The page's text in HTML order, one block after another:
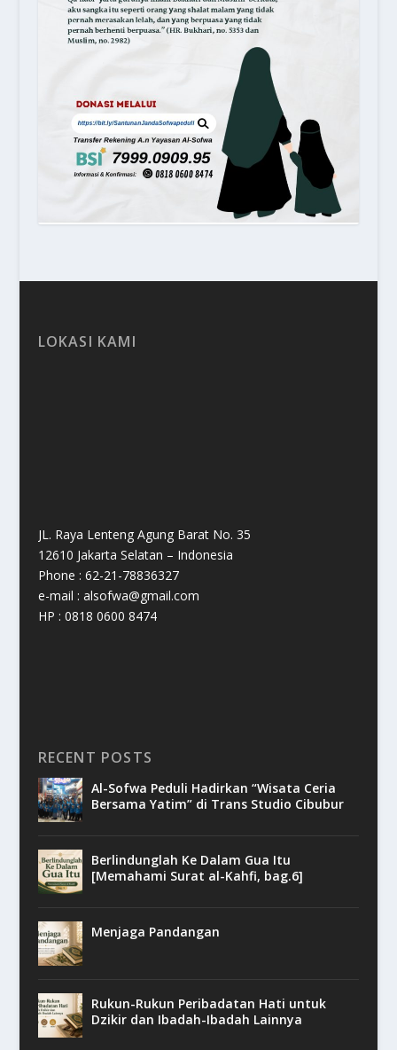
LOKASI KAMI
JL. Raya Lenteng Agung Barat No. 35
12610 Jakarta Selatan – Indonesia
Phone : 62-21-78836327
e-mail : alsofwa@gmail.com
HP : 0818 0600 8474
RECENT POSTS
Al-Sofwa Peduli Hadirkan “Wisata Ceria
Bersama Yatim” di Trans Studio Cibubur
Berlindunglah Ke Dalam Gua Itu
[Memahami Surat al-Kahfi, bag.6]
Menjaga Pandangan
Rukun-Rukun Peribadatan Hati untuk
Dzikir dan Ibadah-Ibadah Lainnya